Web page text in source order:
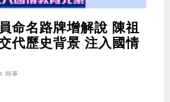
命名路牌增解說 陳祖
代歷史背景 注入國情
時事